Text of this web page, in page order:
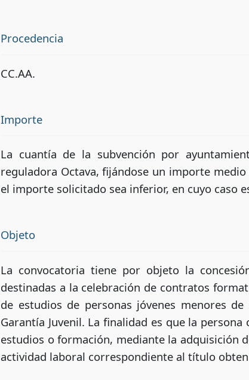
Procedencia
CC.AA.
Importe
La cuantía de la subvención por
reguladora Octava, fijándose un importe
el importe solicitado sea inferior, en cuyo caso
Objeto
La convocatoria tiene por objeto la
destinadas a la celebración de contratos
de estudios de personas jóvenes menores
Garantía Juvenil. La finalidad es que la
estudios o formación, mediante la adquisición
actividad laboral correspondiente al título